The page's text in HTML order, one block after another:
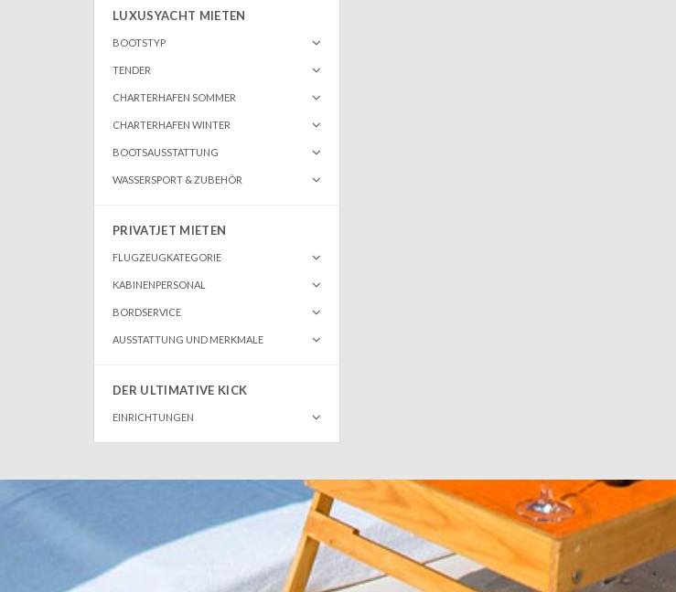
LUXUSYACHT MIETEN
BOOTSTYP
TENDER
CHARTERHAFEN SOMMER
CHARTERHAFEN WINTER
BOOTSAUSSTATTUNG
WASSERSPORT & ZUBEHÖR
PRIVATJET MIETEN
FLUGZEUGKATEGORIE
KABINENPERSONAL
BORDSERVICE
AUSSTATTUNG UND MERKMALE
DER ULTIMATIVE KICK
EINRICHTUNGEN